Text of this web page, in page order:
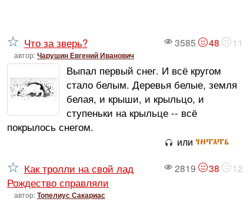
3585 48 11
Что за зверь?
автор:Чарушин Евгений Иванович
Выпал первый снег. И всё кругом
стало белым. Деревья белые, земля
белая, и крыши, и крыльцо, и
ступеньки на крыльце -- всё
покрылось снегом.
или читать
2819 38 12
Как тролли на свой лад
Рождество справляли
автор:Топелиус Сакариас